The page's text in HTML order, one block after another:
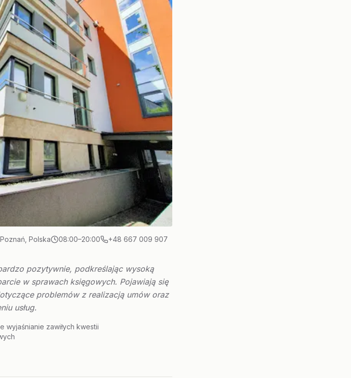
Polska 08:00–20:00
+48 667 009 907
pozytywnie, podkreślając wysoką
w sprawach księgowych. Pojawiają się
problemów z realizacją umów oraz
usług.
wyjaśnianie zawiłych kwestii